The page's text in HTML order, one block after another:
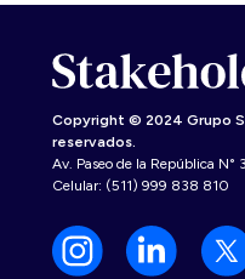
Copyright © 2024 Grupo
reservados.
Av. Paseo de la República N°
Celular: (511) 999 838 810